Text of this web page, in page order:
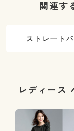
関連す
ストレート
レディース